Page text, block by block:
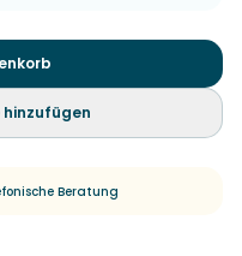
hinzufügen
Beratung